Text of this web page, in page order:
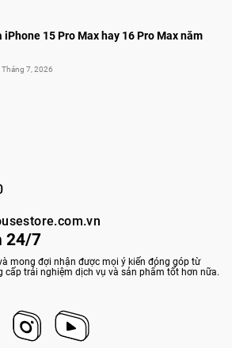
iPhone 15 Pro Max hay 16 Pro Max năm
Tháng 7, 2026
24/7
mong đợi nhận được mọi ý kiến đóng góp từ
cấp trải nghiệm dịch vụ và sản phẩm tốt hơn nữa.